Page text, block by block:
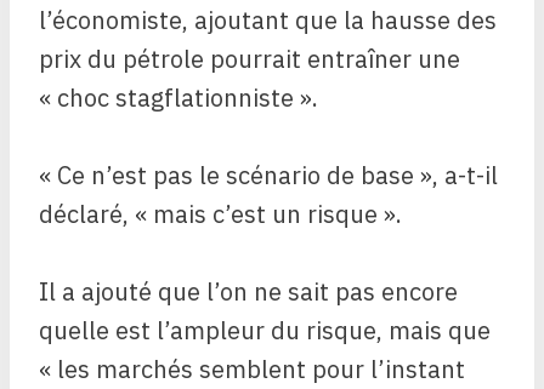
l’économiste, ajoutant que la hausse des
prix du pétrole pourrait entraîner une
« choc stagflationniste ».
« Ce n’est pas le scénario de base », a-t-il
déclaré, « mais c’est un risque ».
Il a ajouté que l’on ne sait pas encore
quelle est l’ampleur du risque, mais que
« les marchés semblent pour l’instant